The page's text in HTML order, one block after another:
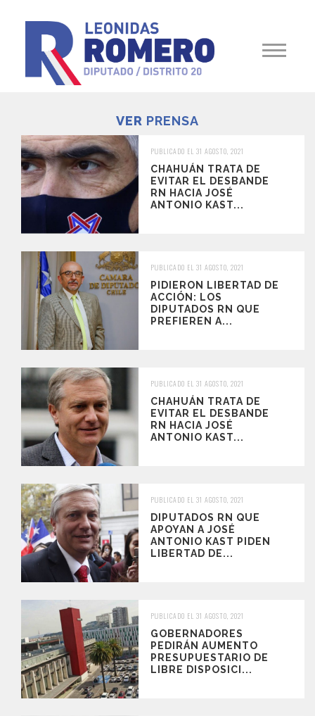
VER PRENSA
PUBLICADO EL 31 AGOSTO, 2021
CHAHUÁN TRATA DE
EVITAR EL DESBANDE
RN HACIA JOSÉ
ANTONIO KAST...
PUBLICADO EL 31 AGOSTO, 2021
PIDIERON LIBERTAD DE
ACCIÓN: LOS
DIPUTADOS RN QUE
PREFIEREN A...
PUBLICADO EL 31 AGOSTO, 2021
CHAHUÁN TRATA DE
EVITAR EL DESBANDE
RN HACIA JOSÉ
ANTONIO KAST...
PUBLICADO EL 31 AGOSTO, 2021
DIPUTADOS RN QUE
APOYAN A JOSÉ
ANTONIO KAST PIDEN
LIBERTAD DE...
PUBLICADO EL 31 AGOSTO, 2021
GOBERNADORES
PEDIRÁN AUMENTO
PRESUPUESTARIO DE
LIBRE DISPOSICI...